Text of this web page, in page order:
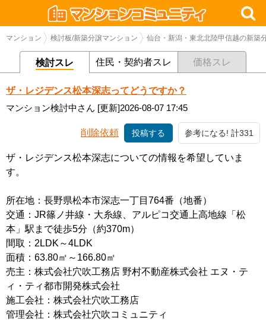
マンション 検討板/新築分譲マンション 仙台・新潟・東北北陸甲信越の新築
検討スレ 住民・契約者スレ 価格スレ
ザ・レジデンス松本深志ってどうですか？
マンション検討中さん [更新]2026-08-07 17:45
削除依頼 投稿する 参考になる! 計331
ザ・レジデンス松本深志についての情報を希望していま
す。
所在地：長野県松本市深志一丁目764番（地番）
交通：JR篠ノ井線・大糸線、アルピコ交通上高地線「松
本」駅まで徒歩5分（約370m）
間取：2LDK～4LDK
面積：63.80㎡～166.80㎡
売主：株式会社穴吹工務店 野村不動産株式会社 エヌ・テ
ィ・ティ都市開発株式会社
施工会社：株式会社穴吹工務店
管理会社：株式会社穴吹コミュニティ